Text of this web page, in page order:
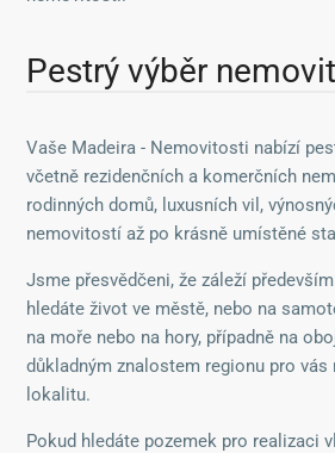
Pestrý výběr
Vaše Madeira - Nemovitosti nabízí
včetně rezidenčních a komerčních
rodinných domů, luxusních vil,
nemovitostí až po krásně umístěné
Jsme přesvědčeni, že záleží
hledáte život ve městě, nebo na
na moře nebo na hory, případně na
důkladným znalostem regionu pro vás
lokalitu.
Pokud hledáte pozemek pro realizaci